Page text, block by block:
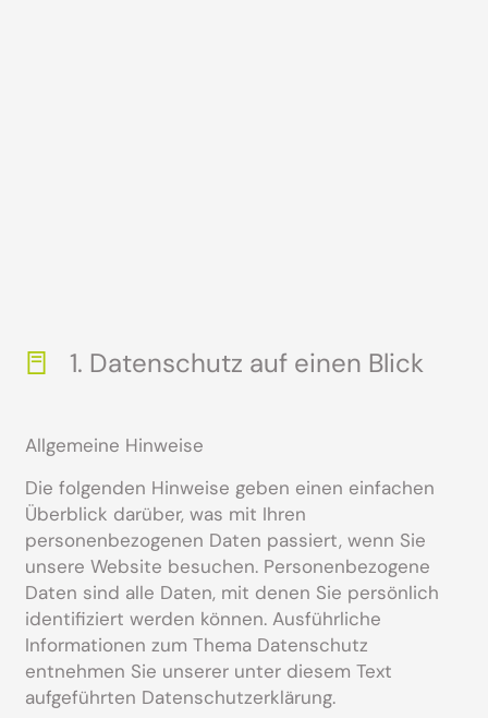
1. Datenschutz auf einen Blick
Allgemeine Hinweise
Die folgenden Hinweise geben einen einfachen
Überblick darüber, was mit Ihren
personenbezogenen Daten passiert, wenn Sie
unsere Website besuchen. Personenbezogene
Daten sind alle Daten, mit denen Sie persönlich
identifiziert werden können. Ausführliche
Informationen zum Thema Datenschutz
entnehmen Sie unserer unter diesem Text
aufgeführten Datenschutzerklärung.